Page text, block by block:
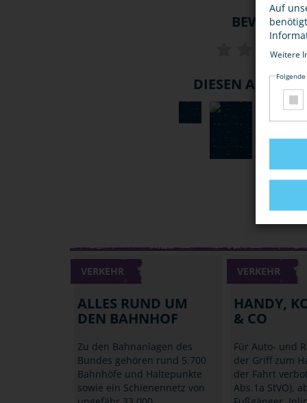
DIESEN ARTIKEL
VERKEHR
ALLES RUND UM
DEN BAHNHOF
Zu den Bahnanlagen des
Bundes gehören rund 5.700
Bahnhöfe und Haltepunkte
sowie ein Schienennetz von
VERKEHR
HANDY,
& CO
Für Auto- und
der Griff zum
der Fahrt
Abs.1a StVO),
Auf
Weitere